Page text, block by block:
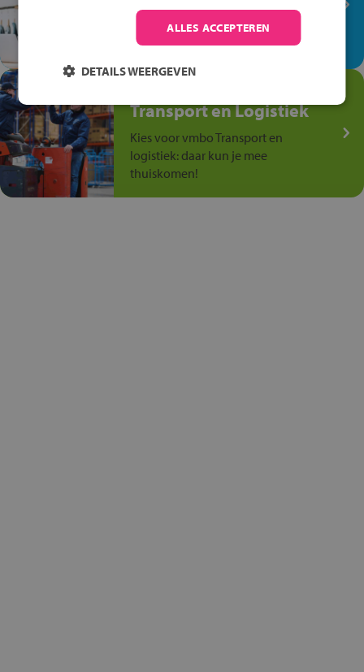
Ontdek via het vmbo jouw talent
op de winkelvloer, waar elke dag
anders is!
Transport en Logistiek
Kies voor vmbo Transport en
logistiek: daar kun je mee
thuiskomen!
ALLES ACCEPTEREN
DETAILS WEERGEVEN